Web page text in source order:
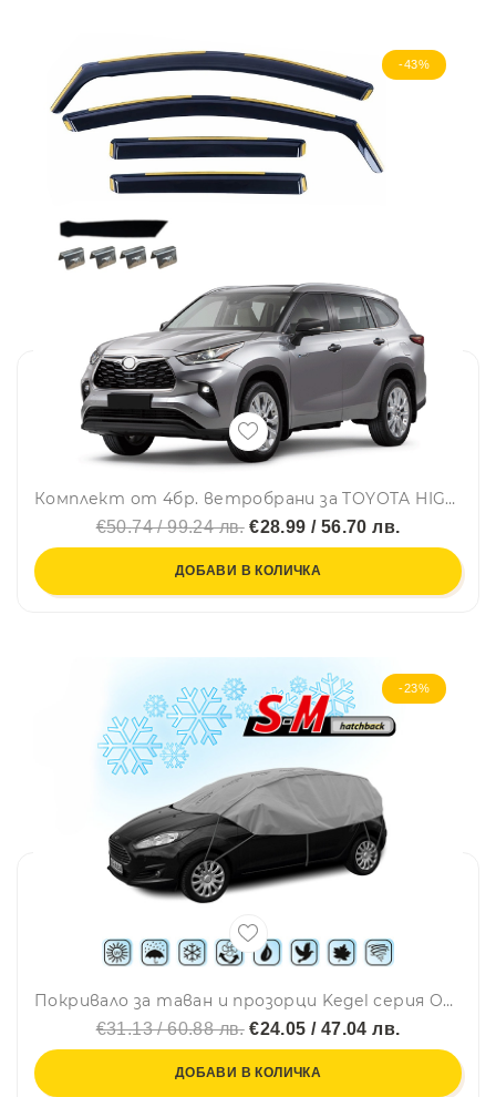
-43%
Комплект от 4бр. ветробрани за TOYOTA HIGHLANDER IV 5D 2020 г.+
€50.74 / 99.24 лв.€28.99 / 56.70 лв.
ДОБАВИ В КОЛИЧКА
-23%
Покривало за таван и прозорци Kegel серия Optimal размер S-M сиво за хечбек 255-275cm.
€31.13 / 60.88 лв.€24.05 / 47.04 лв.
ДОБАВИ В КОЛИЧКА